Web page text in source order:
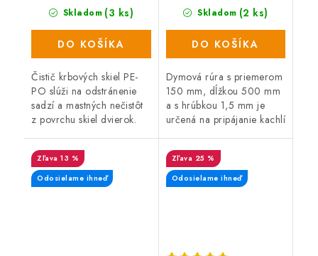
Skladom (3 ks)
DO KOŠÍKA
Čistič krbových skiel PE-
PO slúži na odstránenie
sadzí a mastných nečistôt
z povrchu skiel dvierok.
Skladom (2 ks)
DO KOŠÍKA
Dymová rúra s priemerom
150 mm, dĺžkou 500 mm
a s hrúbkou 1,5 mm je
určená na pripájanie kachlí
komína. Teplota spalín do
450 °C, farba: čierna.
13 %
Odosielame ihneď
25 %
Odosielame ihneď